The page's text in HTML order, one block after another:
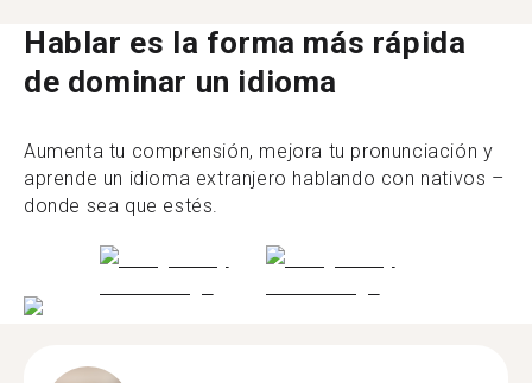
Hablar es la forma más rápida
de dominar un idioma
Aumenta tu comprensión, mejora tu pronunciación y
aprende un idioma extranjero hablando con nativos –
donde sea que estés.